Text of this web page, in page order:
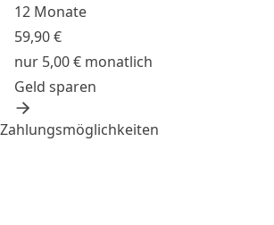
12 Monate
59,90 €
nur 5,00 € monatlich
Geld sparen
Zahlungsmöglichkeiten